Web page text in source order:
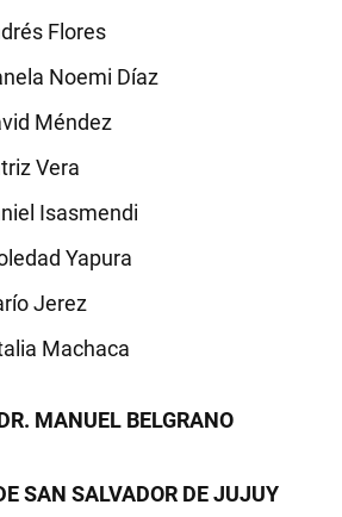
Flores
Noemi Díaz
Méndez
Vera
Isasmendi
Yapura
Jerez
Machaca
MANUEL BELGRANO
SAN SALVADOR DE JUJUY